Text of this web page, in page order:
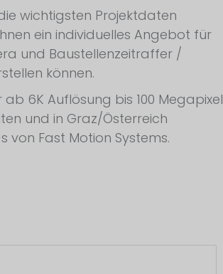
wichtigsten Projektdaten
ein individuelles Angebot für
und Baustellenzeitraffer /
können.
6K Auflösung bis 100 Megapixel
und in Graz/Österreich
von Fast Motion Systems.